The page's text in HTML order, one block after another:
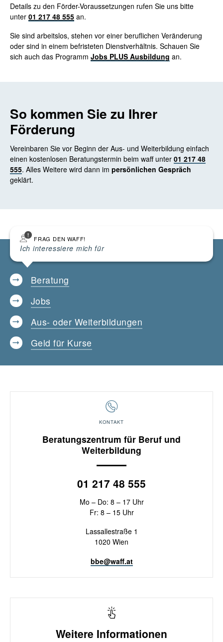
Details zu den Förder-Voraussetzungen rufen Sie uns bitte
unter 01 217 48 555 an.
Sie sind arbeitslos, stehen vor einer beruflichen Veränderung
oder sind in einem befristeten Dienstverhältnis. Schauen Sie
sich auch das Programm Jobs PLUS Ausbildung an.
So kommen Sie zu Ihrer
Förderung
Vereinbaren Sie vor Beginn der Aus- und Weiterbildung einfach
einen kostenlosen Beratungstermin beim waff unter 01 217 48
555. Alles Weitere wird dann im persönlichen Gespräch
geklärt.
FRAG DEN WAFF!
Ich interessiere mich für
Beratung
Jobs
Aus- oder Weiterbildungen
Geld für Kurse
KONTAKT
Beratungszentrum für Beruf und
Weiterbildung
01 217 48 555
Mo – Do: 8 – 17 Uhr
Fr: 8 – 15 Uhr
Lassallestraße 1
1020 Wien
bbe@waff.at
Weitere Informationen